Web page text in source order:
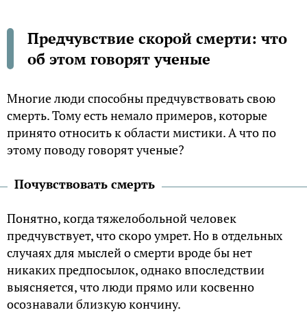
Предчувствие скорой смерти: что
об этом говорят ученые
Многие люди способны предчувствовать свою
смерть. Тому есть немало примеров, которые
принято относить к области мистики. А что по
этому поводу говорят ученые?
Почувствовать смерть
Понятно, когда тяжелобольной человек
предчувствует, что скоро умрет. Но в отдельных
случаях для мыслей о смерти вроде бы нет
никаких предпосылок, однако впоследствии
выясняется, что люди прямо или косвенно
осознавали близкую кончину.